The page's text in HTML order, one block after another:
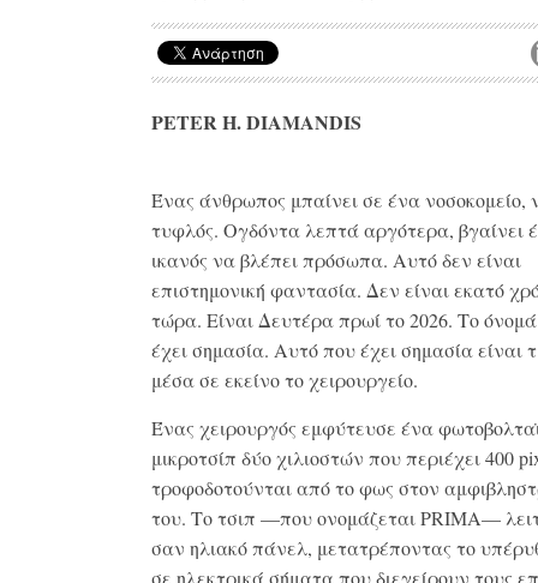
PETER H. DIAMANDIS
Ένας άνθρωπος μπαίνει σε ένα νοσοκομείο,
τυφλός. Ογδόντα λεπτά αργότερα, βγαίνει
ικανός να βλέπει πρόσωπα. Αυτό δεν είναι
επιστημονική φαντασία. Δεν είναι εκατό
τώρα. Είναι Δευτέρα πρωί το 2026. Το
έχει σημασία. Αυτό που έχει σημασία είναι
μέσα σε εκείνο το χειρουργείο.
Ένας χειρουργός εμφύτευσε ένα
μικροτσίπ δύο χιλιοστών που περιέχει 400
τροφοδοτούνται από το φως στον
του. Το τσιπ —που ονομάζεται PRIMA—
σαν ηλιακό πάνελ, μετατρέποντας το